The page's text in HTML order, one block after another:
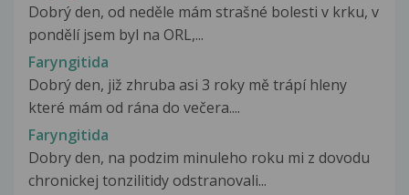
Dobrý den, od neděle mám strašné bolesti v krku, v
pondělí jsem byl na ORL,...
Faryngitida
Dobrý den, již zhruba asi 3 roky mě trápí hleny
které mám od rána do večera....
Faryngitida
Dobry den, na podzim minuleho roku mi z dovodu
chronickej tonzilitidy odstranovali...